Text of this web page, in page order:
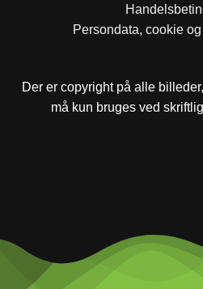
Persondata, cookie
Der er copyright på alle
må kun bruges ved